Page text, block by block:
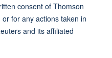
consent of Thomson
for any actions taken in
and its affiliated